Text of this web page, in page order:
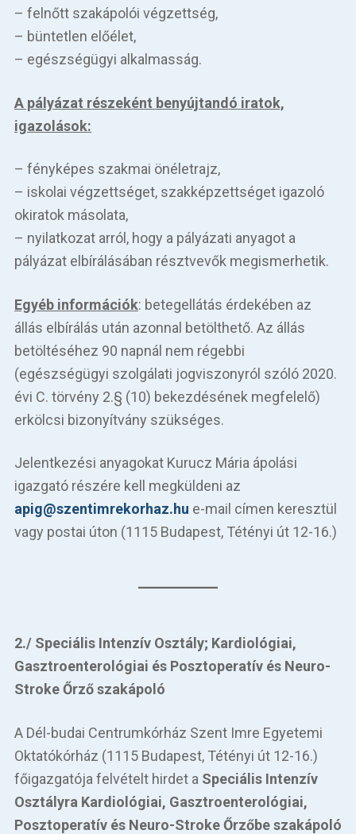
– felnőtt szakápolói végzettség,
– büntetlen előélet,
– egészségügyi alkalmasság.
A pályázat részeként benyújtandó iratok,
igazolások:
– fényképes szakmai önéletrajz,
– iskolai végzettséget, szakképzettséget igazoló
okiratok másolata,
– nyilatkozat arról, hogy a pályázati anyagot a
pályázat elbírálásában résztvevők megismerhetik.
Egyéb információk: betegellátás érdekében az
állás elbírálás után azonnal betölthető. Az állás
betöltéséhez 90 napnál nem régebbi
(egészségügyi szolgálati jogviszonyról szóló 2020.
évi C. törvény 2.§ (10) bekezdésének megfelelő)
erkölcsi bizonyítvány szükséges.
Jelentkezési anyagokat Kurucz Mária ápolási
igazgató részére kell megküldeni az
apig@szentimrekorhaz.hu e-mail címen keresztül
vagy postai úton (1115 Budapest, Tétényi út 12-16.)
2./ Speciális Intenzív Osztály; Kardiológiai,
Gasztroenterológiai és Posztoperatív és Neuro-
Stroke Őrző szakápoló
A Dél-budai Centrumkórház Szent Imre Egyetemi
Oktatókórház (1115 Budapest, Tétényi út 12-16.)
főigazgatója felvételt hirdet a Speciális Intenzív
Osztályra Kardiológiai, Gasztroenterológiai,
Posztoperatív és Neuro-Stroke Őrzőbe szakápoló